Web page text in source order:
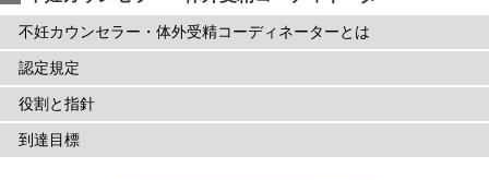
不妊カウンセラー・体外受精コーディネーターとは
認定規定
役割と指針
到達目標